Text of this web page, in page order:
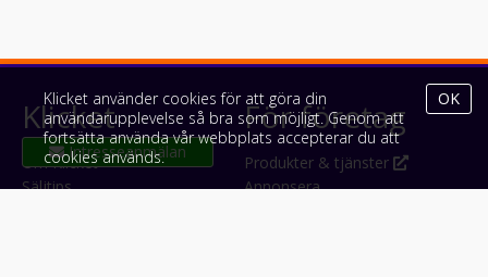
Klicket
Om Klicket
Säljtips
För företag
Produkter & tjänster
Annonsera
Klicket använder cookies för att göra din
användarupplevelse så bra som möjligt. Genom att
fortsätta använda vår webbplats accepterar du att
cookies används.
OK